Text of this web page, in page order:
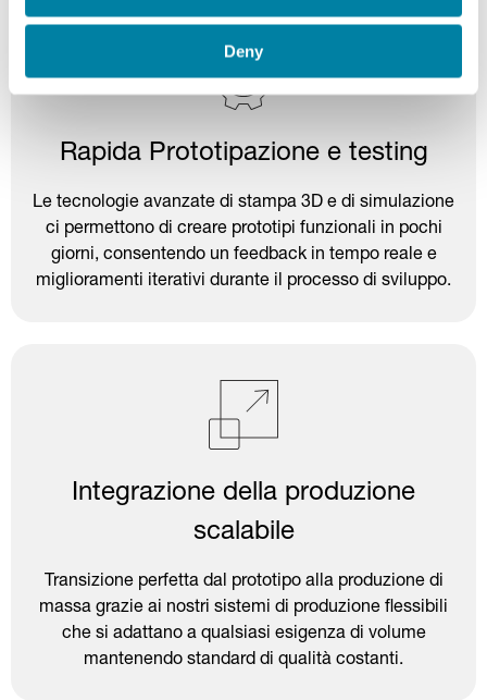
Deny
Rapida Prototipazione e testing
Le tecnologie avanzate di stampa 3D e di simulazione
ci permettono di creare prototipi funzionali in pochi
giorni, consentendo un feedback in tempo reale e
miglioramenti iterativi durante il processo di sviluppo.
Integrazione della produzione
scalabile
Transizione perfetta dal prototipo alla produzione di
massa grazie ai nostri sistemi di produzione flessibili
che si adattano a qualsiasi esigenza di volume
mantenendo standard di qualità costanti.